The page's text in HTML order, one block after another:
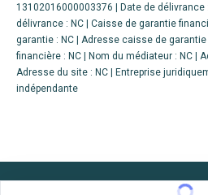
13102016000003376 | Date de délivrance
délivrance : NC | Caisse de garantie
garantie : NC | Adresse caisse de
financière : NC | Nom du médiateur : NC |
Adresse du site : NC |
Entreprise
indépendante